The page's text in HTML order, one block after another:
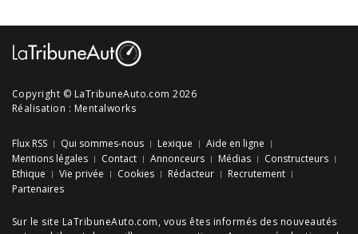
Copyright © LaTribuneAuto.com 2026
Réalisation : Mentalworks
Flux RSS Qui sommes-nous Lexique
Aide en ligne
Mentions légales
Contact Annonceurs Médias
Constructeurs
Ethique
Vie privée Cookies Rédacteur
Recrutement
Partenaires
Sur le site LaTribuneAuto.com, vous êtes informés des nouveautés